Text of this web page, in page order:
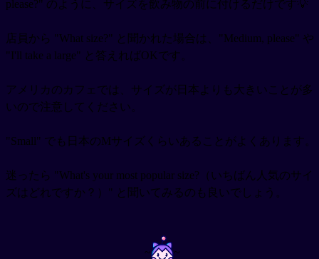
please?" のように、サイズを飲み物の前に付けるだけです💡
店員から "What size?" と聞かれた場合は、"Medium, please" や
"I'll take a large" と答えればOKです。
アメリカのカフェでは、サイズが日本よりも大きいことが多
いので注意してください。
"Small" でも日本のMサイズくらいあることがよくあります。
迷ったら "What's your most popular size?（いちばん人気のサイ
ズはどれですか？）" と聞いてみるのも良いでしょう。
~ ~